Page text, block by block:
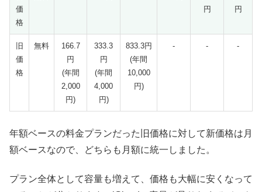
価
格
円
円
旧
価
格
無料
166.7
円
(年間
2,000
円)
333.3
円
(年間
4,000
円)
833.3円
(年間
10,000
円)
- - -
年額ベースの料金プランだった旧価格に対して新価格は月
額ベースなので、どちらも月額に統一しました。
プラン全体として容量も増えて、価格も大幅に安くなって